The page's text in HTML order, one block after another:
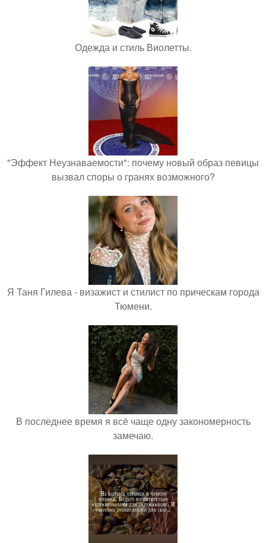
Одежда и стиль Виолетты.
"Эффект Неузнаваемости": почему новый образ певицы
вызвал споры о гранях возможного?
Я Таня Гилева - визажист и стилист по прическам города
Тюмени.
В последнее время я всё чаще одну закономерность
замечаю.